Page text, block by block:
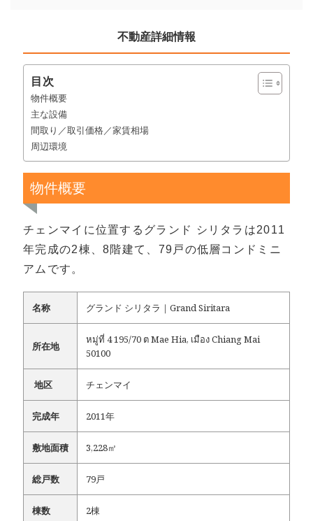
不動産詳細情報
目次
物件概要
主な設備
間取り／取引価格／家賃相場
周辺環境
物件概要
チェンマイに位置するグランド シリタラは2011
年完成の2棟、8階建て、79戸の低層コンドミニ
アムです。
名称 グランド シリタラ｜Grand Siritara
所在地
หมู่ที่ 4 195/70 ต Mae Hia, เมือง Chiang Mai
50100
地区 チェンマイ
完成年 2011年
敷地面積 3,228㎡
総戸数 79戸
棟数 2棟